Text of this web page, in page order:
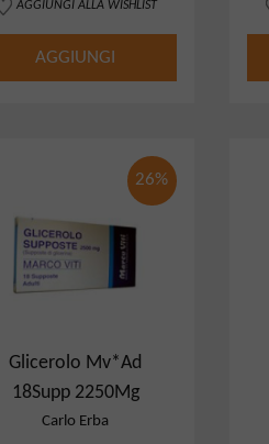
AGGIUNGI ALLA WISHLIST
AGGIUNGI
26%
Glicerolo Mv*Ad
18Supp 2250Mg
Carlo Erba